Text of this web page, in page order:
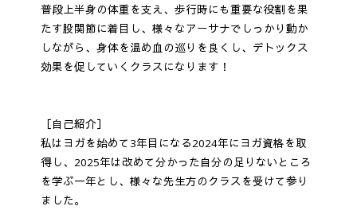
普段上半身の体重を支え、歩行時にも重要な役割を果
たす股関節に着目し、様々なアーサナでしっかり動か
しながら、身体を温め血の巡りを良くし、デトックス
効果を促していくクラスになります！
［自己紹介］
私はヨガを始めて3年目になる2024年にヨガ資格を取
得し、2025年は改めて分かった自分の足りないところ
を学ぶ一年とし、様々な先生方のクラスを受けて参り
ました。